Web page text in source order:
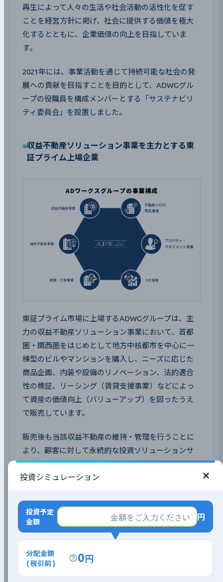
再生によって人々の生活や社会活動の活性化を促す
ことを経営方針に掲げ、社会に提供する価値を極大
化するとともに、企業価値の向上を目指していま
す。
2021年には、事業活動を通じて持続可能な社会の発
展への貢献を目指すことを目的として、ADWGグル
ープの役職員を構成メンバーとする「サステナビリ
ティ委員会」を設置しました。
収益不動産ソリューション事業を主力とする東
証プライム上場企業
東証プライム市場に上場するADWGグループは、主
力の収益不動産ソリューション事業において、首都
圏・関西圏をはじめとして地方中核都市を中心に一
棟型のビルやマンションを購入し、ニーズに応じた
商品企画、内装や設備のリノベーション、法的適合
性の検証、リーシング（賃貸支援事業）などによっ
て資産の価値向上（バリューアップ）を図ったうえ
で販売しています。
販売後も当該収益不動産の維持・管理を行うことに
より、顧客に対して永続的な投資ソリューションサ
ービスを提供しています。
投資シミュレーション
投資予定
金額
円
分配金額
( 税引前 )
0 円